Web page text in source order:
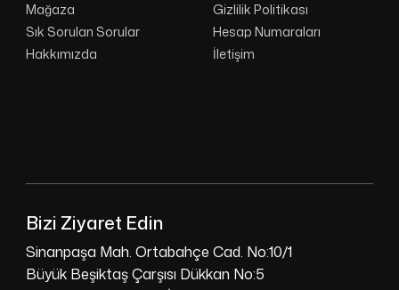
Bizi Ziyaret Edin
Sinanpaşa Mah. Ortabahçe Cad. No:10/1
Büyük Beşiktaş Çarşısı Dükkan No:5
Mağaza
Sık Sorulan Sorular
Hakkımızda
Gizlilik Politikası
Hesap Numaraları
İletişim